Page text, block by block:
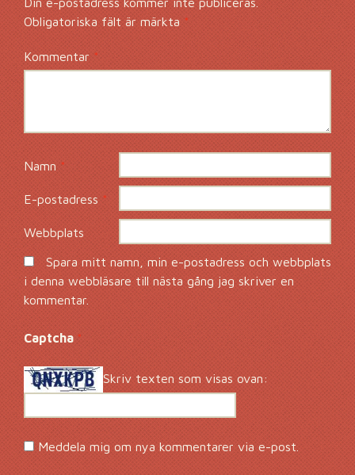
Obligatoriska fält är märkta *
Kommentar *
Namn*
E-postadress*
Webbplats
Spara mitt namn, min e-postadress och webbplats
i denna webbläsare till nästa gång jag skriver en
kommentar.
Captcha *
Skriv texten som visas ovan:
Meddela mig om nya kommentarer via e-post.